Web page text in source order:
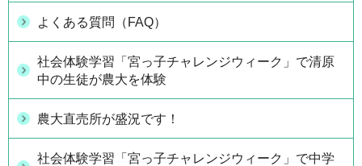
よくある質問（FAQ）
社会体験学習「宮っ子チャレンジウィーク」で清原
中の生徒が農大を体験
農大直売所が盛況です！
社会体験学習「宮っ子チャレンジウィーク」で中学